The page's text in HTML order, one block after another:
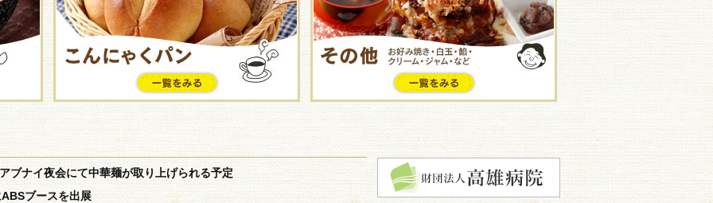
お知らせ
ナイ夜会にて中華麺が取り上げられる予定
ブースを出展